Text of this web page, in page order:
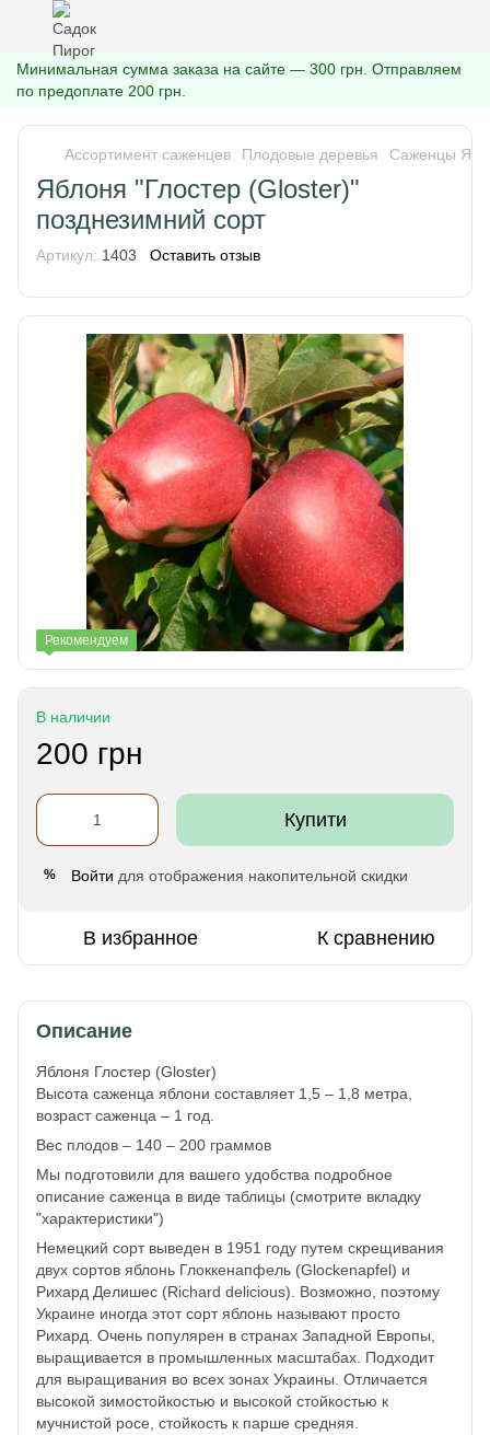
Минимальная сумма заказа на сайте — 300 грн. Отправляем
по предоплате 200 грн.
Ассортимент саженцев Плодовые деревья Саженцы
Яблоня "Глостер (Gloster)"
позднезимний сорт
Артикул: 1403 Оставить отзыв
Рекомендуем
В наличии
200 грн
Купити
% Войти для отображения накопительной скидки
В избранное К сравнению
Описание
Яблоня Глостер (Gloster)
Высота саженца яблони составляет 1,5 – 1,8 метра,
возраст саженца – 1 год.
Вес плодов – 140 – 200 граммов
Мы подготовили для вашего удобства подробное
описание саженца в виде таблицы (смотрите вкладку
"характеристики")
Немецкий сорт выведен в 1951 году путем скрещивания
двух сортов яблонь Глоккенапфель (Glockenapfel) и
Рихард Делишес (Richard delicious). Возможно, поэтому
Украине иногда этот сорт яблонь называют просто
Рихард. Очень популярен в странах Западной Европы,
выращивается в промышленных масштабах. Подходит
для выращивания во всех зонах Украины. Отличается
высокой зимостойкостью и высокой стойкостью к
мучнистой росе, стойкость к парше средняя.